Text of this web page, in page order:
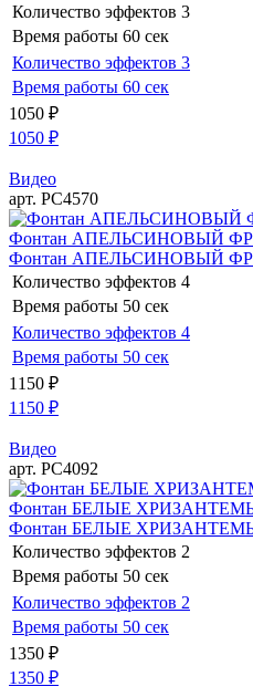
Количество эффектов 3
Время работы 60 сек
Количество эффектов 3
Время работы 60 сек
1050 ₽
1050 ₽
Видео
арт. РС4570
Фонтан АПЕЛЬСИНОВЫЙ
Фонтан АПЕЛЬСИНОВЫЙ
Количество эффектов 4
Время работы 50 сек
Количество эффектов 4
Время работы 50 сек
1150 ₽
1150 ₽
Видео
арт. РС4092
Фонтан БЕЛЫЕ
Фонтан БЕЛЫЕ
Количество эффектов 2
Время работы 50 сек
Количество эффектов 2
Время работы 50 сек
1350 ₽
1350 ₽